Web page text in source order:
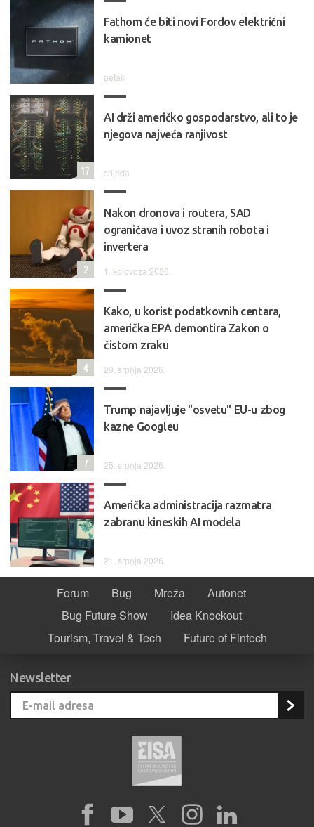
Fathom će biti novi Fordov električni
kamionet
petak
AI drži američko gospodarstvo, ali to je
njegova najveća ranjivost
srijeda
17
Nakon dronova i routera, SAD
ograničava i uvoz stranih robota i
invertera
1. kolovoza 2026.
2
Kako, u korist podatkovnih centara,
američka EPA demontira Zakon o
čistom zraku
29. srpnja 2026.
4
Trump najavljuje "osvetu" EU-u zbog
kazne Googleu
25. srpnja 2026.
7
Američka administracija razmatra
zabranu kineskih AI modela
21. srpnja 2026.
Forum Bug Mreža
Autonet
Bug Future Show
Idea Knockout
Tourism, Travel & Tech
Future of Fintech
Newsletter